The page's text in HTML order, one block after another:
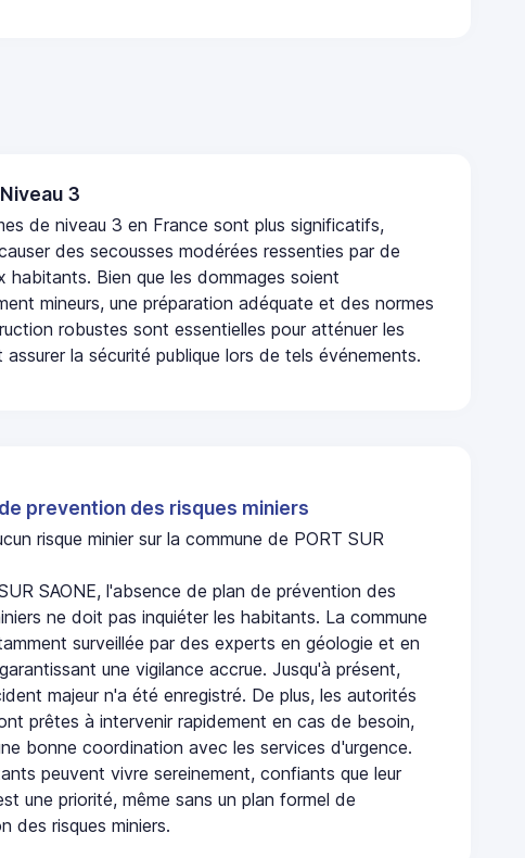
3
de niveau 3 en France sont plus significatifs,
des secousses modérées ressenties par de
habitants. Bien que les dommages soient
mineurs, une préparation adéquate et des normes
robustes sont essentielles pour atténuer les
assurer la sécurité publique lors de tels événements.
prevention des risques miniers
risque minier sur la commune de PORT SUR
SAONE, l'absence de plan de prévention des
ne doit pas inquiéter les habitants. La commune
surveillée par des experts en géologie et en
une vigilance accrue. Jusqu'à présent,
majeur n'a été enregistré. De plus, les autorités
prêtes à intervenir rapidement en cas de besoin,
bonne coordination avec les services d'urgence.
peuvent vivre sereinement, confiants que leur
une priorité, même sans un plan formel de
des risques miniers.